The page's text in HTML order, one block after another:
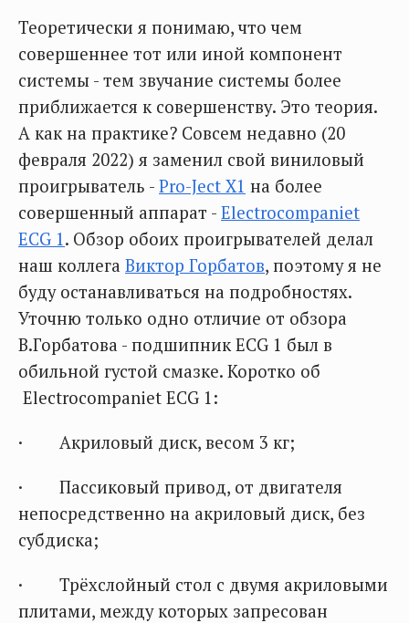
Теоретически я понимаю, что чем
совершеннее тот или иной компонент
системы - тем звучание системы более
приближается к совершенству. Это теория.
А как на практике? Совсем недавно (20
февраля 2022) я заменил свой виниловый
проигрыватель - Pro-Ject X1 на более
совершенный аппарат - Electrocompaniet
ECG 1. Обзор обоих проигрывателей делал
наш коллега Виктор Горбатов, поэтому я не
буду останавливаться на подробностях.
Уточню только одно отличие от обзора
В.Горбатова - подшипник ECG 1 был в
обильной густой смазке. Коротко об
Electrocompaniet ECG 1:
· Акриловый диск, весом 3 кг;
· Пассиковый привод, от двигателя
непосредственно на акриловый диск, без
субдиска;
· Трёхслойный стол с двумя акриловыми
плитами, между которых запресован